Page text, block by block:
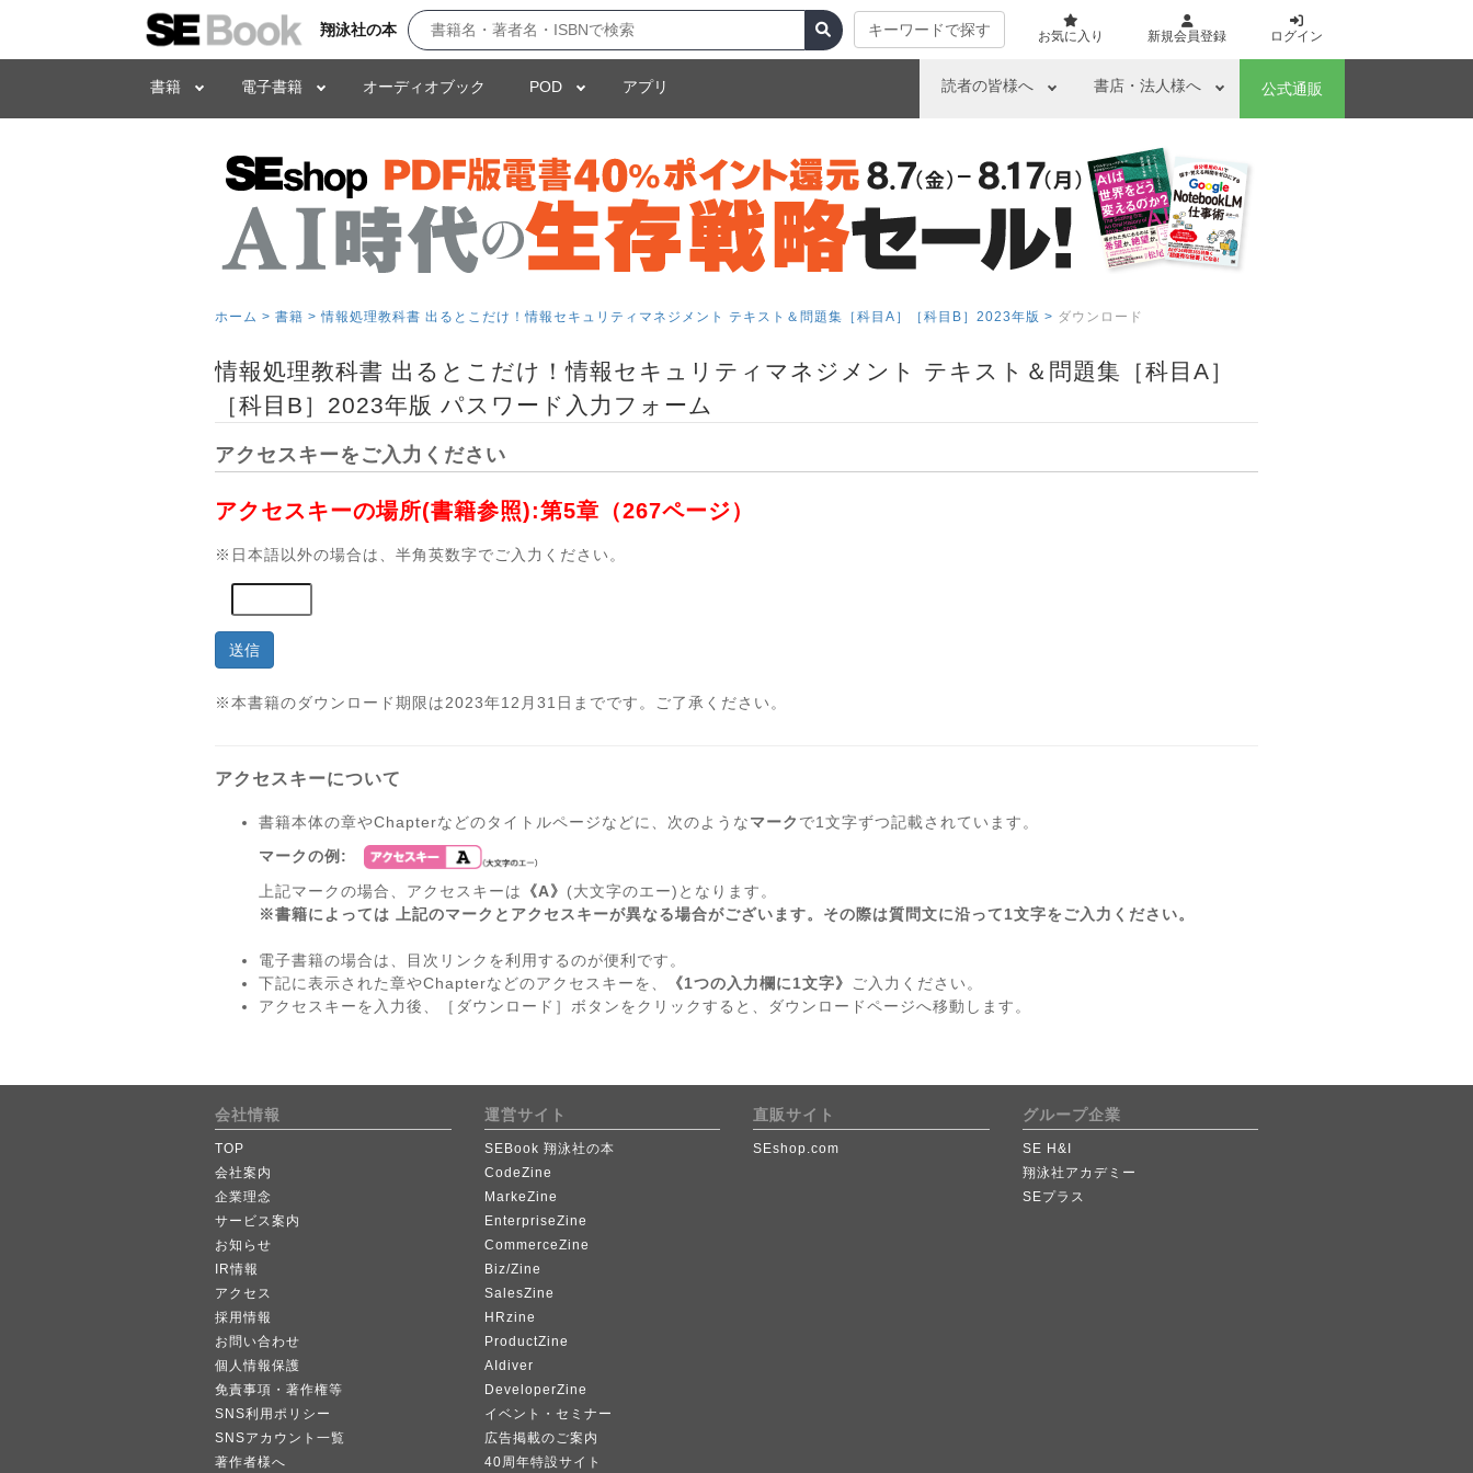
翔泳社の本 キーワードで探す お気に入り 新規会員登録 ログイン
書籍 電子書籍 オーディオブック POD アプリ 読者の皆様へ 書店・法人様へ 公式通販
ホーム > 書籍 > 情報処理教科書 出るとこだけ！情報セキュリティマネジメント テキスト＆問題集［科目A］［科目B］2023年版 > ダウンロード
情報処理教科書 出るとこだけ！情報セキュリティマネジメント テキスト＆問題集［科目A］
［科目B］2023年版 パスワード入力フォーム
アクセスキーをご入力ください
アクセスキーの場所(書籍参照):第5章（267ページ）
※日本語以外の場合は、半角英数字でご入力ください。
送信
※本書籍のダウンロード期限は2023年12月31日までです。ご了承ください。
アクセスキーについて
書籍本体の章やChapterなどのタイトルページなどに、次のようなマーク で1文字ずつ記載されています。
マークの例:
上記マークの場合、アクセスキーは 《A》 (大文字のエー)となります。
※書籍によっては 上記のマークとアクセスキーが異なる場合がございます。その際は質問文に沿って1文字をご入力ください。
電子書籍の場合は、目次リンクを利用するのが便利です。
下記に表示された章やChapterなどのアクセスキーを、
《1つの入力欄に1文字》
ご入力ください。
アクセスキーを入力後、［ダウンロード］ボタンをクリックすると、ダウンロードページへ移動します。
会社情報
TOP
会社案内
企業理念
サービス案内
お知らせ
IR情報
アクセス
採用情報
お問い合わせ
個人情報保護
免責事項・著作権等
SNS利用ポリシー
SNSアカウント一覧
著作者様へ
運営サイト
SEBook 翔泳社の本
CodeZine
MarkeZine
EnterpriseZine
CommerceZine
Biz/Zine
SalesZine
HRzine
ProductZine
AIdiver
DeveloperZine
イベント・セミナー
広告掲載のご案内
40周年特設サイト
直販サイト
SEshop.com
グループ企業
SE H&I
翔泳社アカデミー
SEプラス